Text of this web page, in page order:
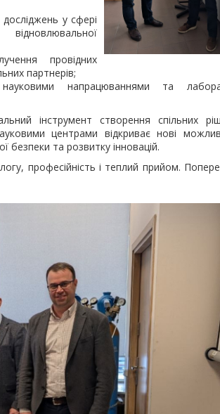
у сфері
провідних
партнерів;
напрацюваннями та
інструмент створення спільних
центрами відкриває нові
та розвитку інновацій.
професійність і теплий прийом.